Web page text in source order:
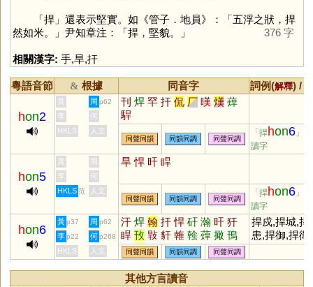
「捍」還表示堅實。如《管子．地員》：「五浮之狀，捍
然如米。」尹知章注：「捍，堅貌。」
376 字
相關漢字: 手,旱,扞
粵語音節 & 根據 同音字 詞例(解釋) /
hon2
黃 周 p62 刊 焊 罕 扞 侃 厂 暵 熯 蔊
駻
李
何
HKLS
人文
同聲同韻 同韻同調 同聲同調
「捍hon6 」
讀字
hon5
黃 周 旱 悍 旰 睅
李
何
HKLS 范 人文
同聲同韻 同韻同調 同聲同調
「捍hon6 」
讀字
hon6
黃 p37 周 p62 汗 焊 翰 扞 悍 矸 瀚 旰 犴
睅 攼 㪋 豻 雗 螒 蔊 撖 鳱
馯 閈 釬 鶾 涆 駻 銲
捍戍,捍城,捍
患,捍御,捍衛
李 p22 何 p268
HKLS 人文 同聲同韻 同韻同調 同聲同調
其他方言讀音